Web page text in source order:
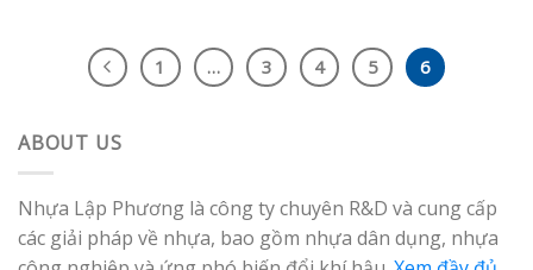
1 … 3 4 5 6
ABOUT US
Nhựa Lập Phương là công ty chuyên R&D và cung cấp
các giải pháp về nhựa, bao gồm nhựa dân dụng, nhựa